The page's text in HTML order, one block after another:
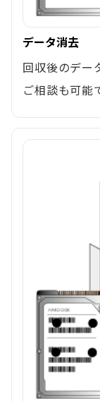
データ消去
回収後のデー
ご相談も可能